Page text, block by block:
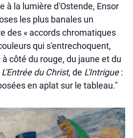
à la lumière d'Ostende, Ensor
les plus banales un
des « accords chromatiques
qui s'entrechoquent,
côté du rouge, du jaune et du
L'Entrée du Christ, de L'Intrigue:
en aplat sur le tableau."